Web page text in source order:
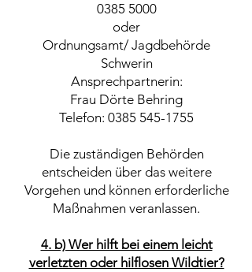
0385 5000
oder
Ordnungsamt/ Jagdbehörde
Schwerin
Ansprechpartnerin:
Frau Dörte Behring
Telefon: 0385 545-1755
Die zuständigen Behörden
entscheiden über das weitere
Vorgehen und können erforderliche
Maßnahmen veranlassen.
4. b) Wer hilft bei einem leicht
verletzten oder hilflosen Wildtier?